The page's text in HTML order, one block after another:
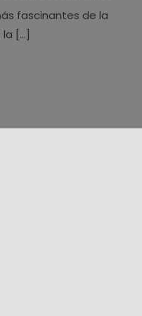
fascinantes de la
[...]